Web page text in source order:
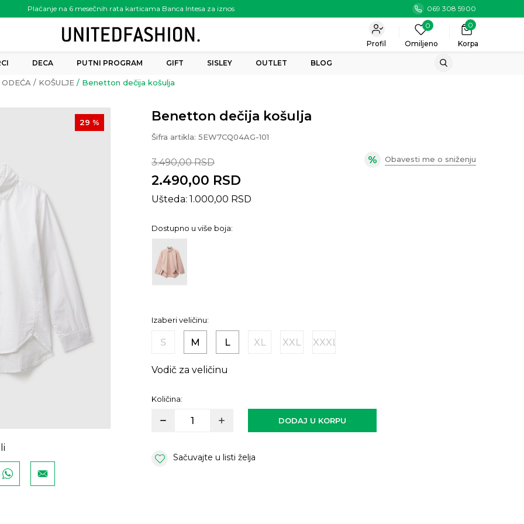
Plaćanje na 6 mesečnih rata karticama Banca Intesa za iznos
preko 6.000.00 rsd
069 308 5900
Korpa
0
0
Omiljeno
Profil
DECA PUTNI PROGRAM GIFT SISLEY OUTLET BLOG
ODEĆA KOŠULJE Benetton dečija košulja
29 % Benetton dečija košulja
Šifra artikla: 5EW7CQ04AG-101
3.490,00 RSD
2.490,00 RSD
Ušteda: 1.000,00 RSD
Obavesti me o sniženju
Dostupno u više boja:
Izaberi veličinu:
S M L XL XXL XXXL
Vodič za veličinu
Količina:
DODAJ U KORPU
Sačuvajte u listi želja